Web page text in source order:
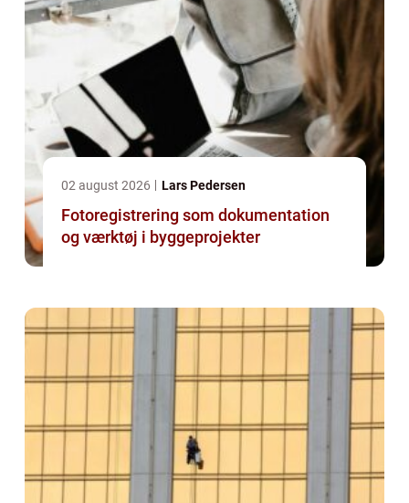
02 august 2026 Lars Pedersen
Fotoregistrering som dokumentation
og værktøj i byggeprojekter